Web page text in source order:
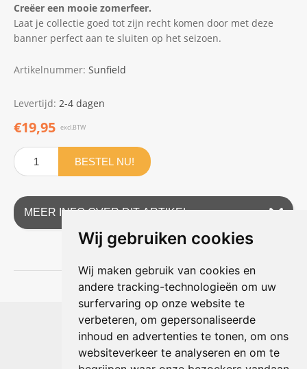
Wij gebruiken cookies
Wij maken gebruik van cookies en
andere tracking-technologieën om uw
surfervaring op onze website te
verbeteren, om gepersonaliseerde
inhoud en advertenties te tonen, om ons
websiteverkeer te analyseren en om te
Creëer een mooie zomerfeer.
Laat je collectie goed tot zijn recht komen door met deze
banner perfect aan te sluiten op het seizoen.
Artikelnummer: Sunfield
Levertijd: 2-4 dagen
€19,95 excl.BTW
BESTEL NU!
MEER INFO OVER DIT ARTIKEL
Shophouse online
Max Planckstraat 4
6716 BE Ede, Nederland
Telefoon:+31(0)318 618 121